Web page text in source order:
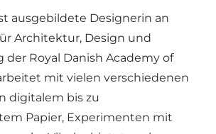
ausgebildete Designerin an
Architektur, Design und
der Royal Danish Academy of
mit vielen verschiedenen
digitalem bis zu
Papier, Experimenten mit